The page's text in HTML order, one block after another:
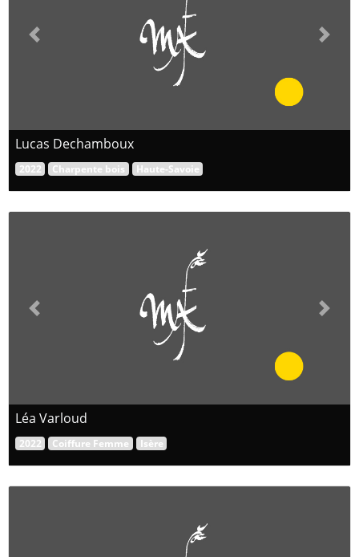
Previous Next
Lucas Dechamboux
2022 Charpente bois Haute-Savoie
Previous Next
Léa Varloud
2022 Coiffure Femme Isère